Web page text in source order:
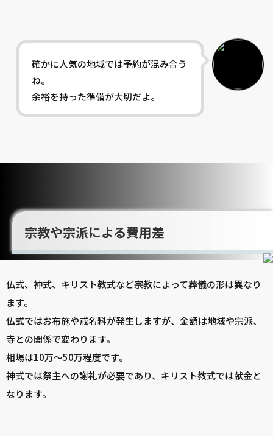
確かに人気の地域では予約が混み合う
ね。
余裕を持った準備が大切だよ。
宗教や宗派による費用差
仏式、神式、キリスト教式など宗教によって葬儀の形は異なり
ます。
仏式ではお布施や戒名料が発生しますが、金額は地域や宗派、
寺との関係で変わります。
相場は10万～50万程度です。
神式では祭主への謝礼が必要であり、キリスト教式では献金と
なります。